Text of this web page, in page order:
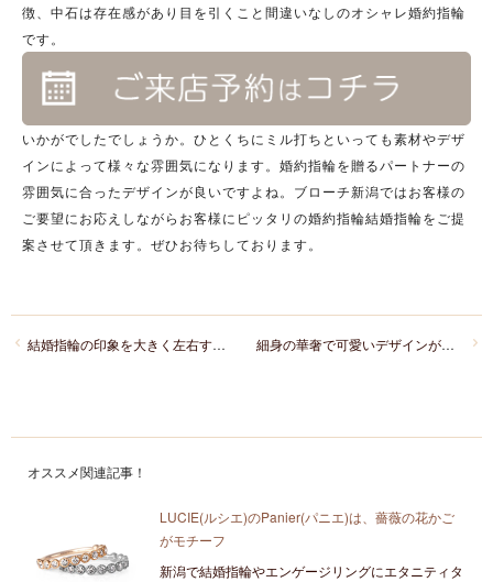
徴、中石は存在感があり目を引くこと間違いなしのオシャレ婚約指輪
です。
いかがでしたでしょうか。ひとくちにミル打ちといっても素材やデザ
インによって様々な雰囲気になります。婚約指輪を贈るパートナーの
雰囲気に合ったデザインが良いですよね。ブローチ新潟ではお客様の
ご要望にお応えしながらお客様にピッタリの婚約指輪結婚指輪をご提
案させて頂きます。ぜひお待ちしております。
細身の華奢で可愛いデザインが新潟で人気のインフィニティラブってどんなブランド？
結婚指輪の印象を大きく左右する3つの表面仕上げ
オススメ関連記事！
LUCIE(ルシエ)のPanier(パニエ)は、薔薇の花かご
がモチーフ
新潟で結婚指輪やエンゲージリングにエタニティタ